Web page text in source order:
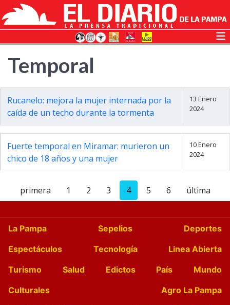
Temporal
Rucanelo: mejora la mujer internada por la
caída de un techo durante la tormenta
13 Enero
2024
Fuerte temporal en Miramar: murieron un
chico de 18 años y una mujer
10 Enero
2024
primera 1 2 3 4 5 6 última
La Pampa Sepelios
Deportes
Espectáculos
Tecnología
Linea Abierta
Turismo
Salud Edictos País
Mundo
Culturales
Agro La Pampa